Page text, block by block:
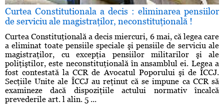
Curtea Constitutionala a decis : eliminarea pensiilor
de serviciu ale magistraţilor, neconstituţională !
Curtea Constituţională a decis miercuri, 6 mai, că legea care
a eliminat toate pensiile speciale şi pensiile de serviciu ale
magistraţilor, cu excepţia pensiilor militarilor şi ale
poliţiştilor, este neconstituţională în ansamblul ei. Legea a
fost contestată la CCR de Avocatul Poporului şi de ÎCCJ.
Secţiile Unite ale ÎCCJ au reţinut că se impune ca CCR să
examineze dacă dispoziţiile actului normativ încalcă
prevederile art. l alin. 5 ...